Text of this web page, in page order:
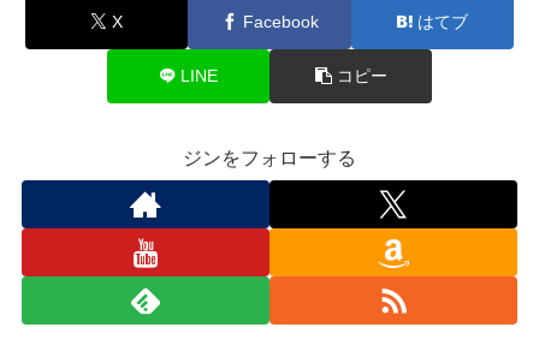
X Facebook はてブ
LINE コピー
ジンをフォローする